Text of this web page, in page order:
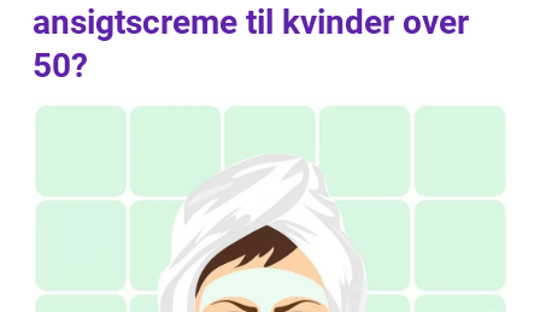
ansigtscreme til kvinder over
50?